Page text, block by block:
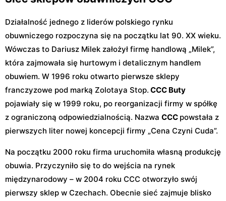
Działalność jednego z liderów polskiego rynku
obuwniczego rozpoczyna się na początku lat 90. XX wieku.
Wówczas to Dariusz Milek założył firmę handlową „Milek”,
która zajmowała się hurtowym i detalicznym handlem
obuwiem. W 1996 roku otwarto pierwsze sklepy
franczyzowe pod marką Zolotaya Stop. CCC Buty
pojawiały się w 1999 roku, po reorganizacji firmy w spółkę
z ograniczoną odpowiedzialnością. Nazwa CCC powstała z
pierwszych liter nowej koncepcji firmy „Cena Czyni Cuda”.
Na początku 2000 roku firma uruchomiła własną produkcję
obuwia. Przyczyniło się to do wejścia na rynek
międzynarodowy – w 2004 roku CCC otworzyło swój
pierwszy sklep w Czechach. Obecnie sieć zajmuje blisko